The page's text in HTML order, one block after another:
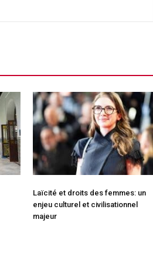
Laïcité et droits des femmes: un
enjeu culturel et civilisationnel
majeur